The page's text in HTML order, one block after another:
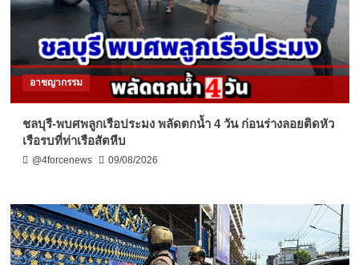
อาชญากรรม
ชลบุรี-พบศพลูกเรือประมง พลัดตกน้ำ 4 วัน ก่อนร่างลอยติดหัว
เรือรบที่ท่าเรือสัตหีบ
@4forcenews 09/08/2026